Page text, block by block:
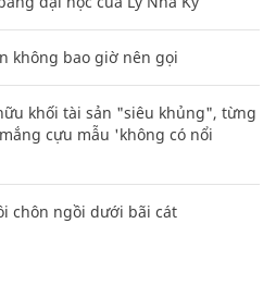
không bao giờ nên gọi
khối tài sản "siêu khủng", từng
cựu mẫu 'không có nổi
chôn ngồi dưới bãi cát